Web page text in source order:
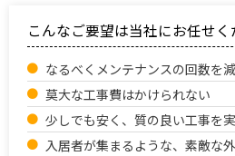
こんなご要望は当社にお任せく
なるべくメンテナンスの回数を
莫大な工事費はかけられない
少しでも安く、質の良い工事を
入居者が集まるような、素敵な